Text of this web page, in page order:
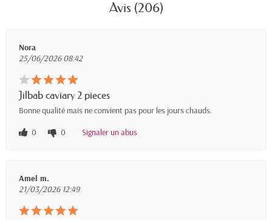
Avis (206)
Nora
25/06/2026 08:42
Jilbab caviary 2 pieces
Bonne qualité mais ne convient pas pour les jours chauds.
0
0 Signaler un abus
Amel m.
21/03/2026 12:49